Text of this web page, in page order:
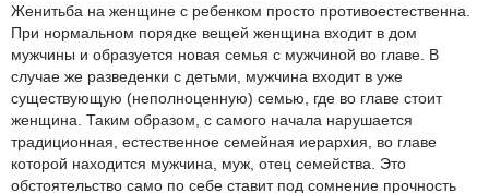
Женитьба на женщине с ребенком просто противоестественна.
При нормальном порядке вещей женщина входит в дом
мужчины и образуется новая семья с мужчиной во главе. В
случае же разведенки с детьми, мужчина входит в уже
существующую (неполноценную) семью, где во главе стоит
женщина. Таким образом, с самого начала нарушается
традиционная, естественное семейная иерархия, во главе
которой находится мужчина, муж, отец семейства. Это
обстоятельство само по себе ставит под сомнение прочность